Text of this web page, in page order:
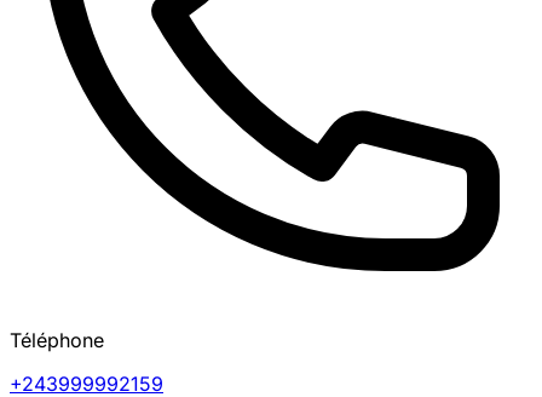
Téléphone
+243999992159